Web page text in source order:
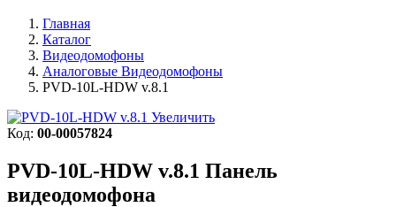
Главная
Каталог
Видеодомофоны
Аналоговые Видеодомофоны
PVD-10L-HDW v.8.1
Увеличить
Код: 00-00057824
PVD-10L-HDW v.8.1 Панель
видеодомофона